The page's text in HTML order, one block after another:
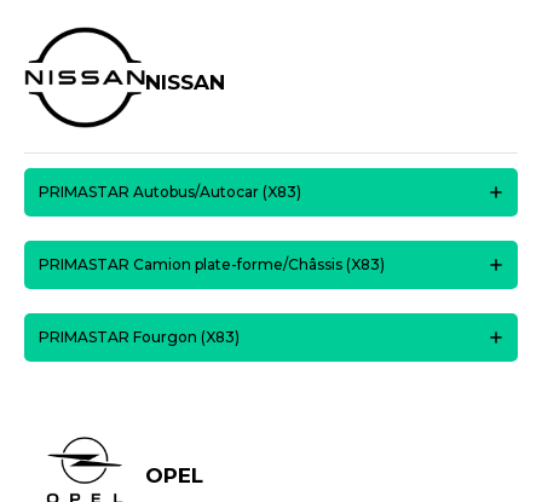
NISSAN
PRIMASTAR Autobus/Autocar (X83)
PRIMASTAR Camion plate-forme/Châssis (X83)
PRIMASTAR Fourgon (X83)
OPEL